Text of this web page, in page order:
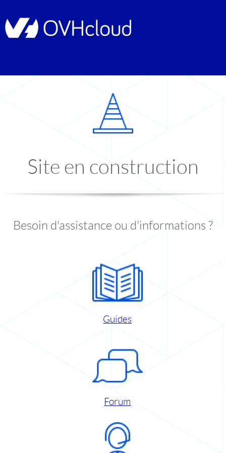
Site en construction
Besoin d'assistance ou d'informations ?
Guides
Forum